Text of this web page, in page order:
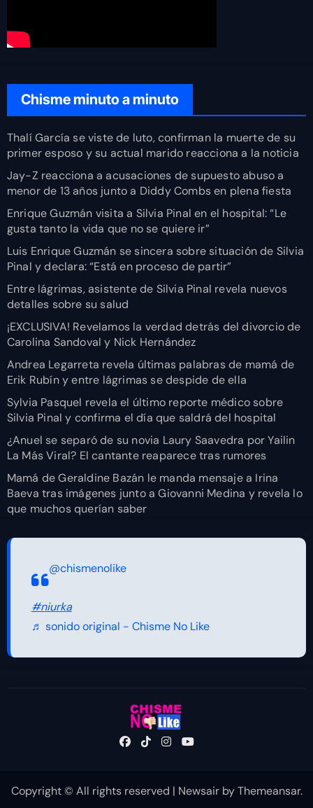
Chisme minuto a minuto
Thalí García se viste de luto, confirman la muerte de su
primer esposo y su actual marido reacciona a la noticia
Jay-Z reacciona a acusaciones de supuesto abuso a
menor de 13 años junto a Diddy Combs en plena fiesta
Enrique Guzmán visita a Silvia Pinal en el hospital: “Le
gusta tanto la vida que no se quiere ir”
Luis Enrique Guzmán se sincera sobre situación de Silvia
Pinal y declara: “Está en proceso de partir”
Entre lágrimas, asistente de Silvia Pinal revela nuevos
detalles sobre su salud
¡EXCLUSIVA! Revelamos la verdad detrás del divorcio de
Carolina Sandoval y Nick Hernández
Andrea Legarreta revela últimas palabras de mamá de
Erik Rubín y entre lágrimas se despide de ella
Sylvia Pasquel revela el último reporte médico sobre
Silvia Pinal y confirma el día que saldrá del hospital
¿Anuel se separó de su novia Laury Saavedra por Yailin
La Más Viral? El cantante reaparece tras rumores
Mamá de Geraldine Bazán le manda mensaje a Irina
Baeva tras imágenes junto a Giovanni Medina y revela lo
que muchos querían saber
@chismenolike
#niurka
♬ sonido original - Chisme No Like
Copyright © All rights reserved | NewsairbyThemeansar.